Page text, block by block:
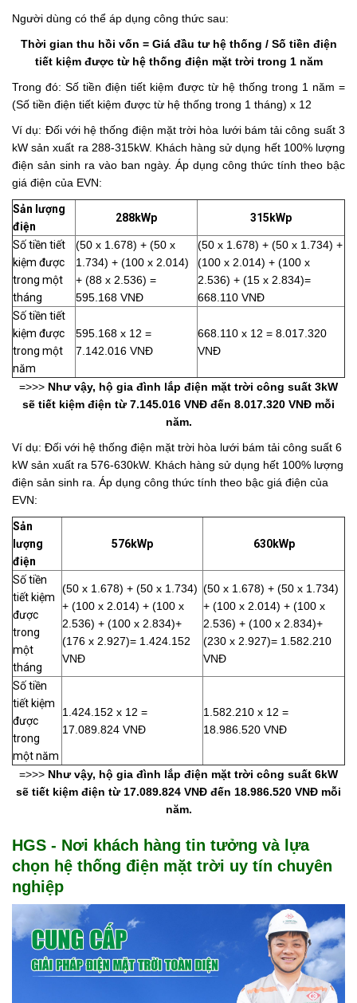
Người dùng có thể áp dụng công thức sau:
Thời gian thu hồi vốn = Giá đầu tư hệ thống / Số tiền điện
tiết kiệm được từ hệ thống điện mặt trời trong 1 năm
Trong đó: Số tiền điện tiết kiệm được từ hệ thống trong 1 năm =
(Số tiền điện tiết kiệm được từ hệ thống trong 1 tháng) x 12
Ví dụ: Đối với hệ thống điện mặt trời hòa lưới bám tải công suất 3
kW sản xuất ra 288-315kW. Khách hàng sử dụng hết 100% lượng
điện sản sinh ra vào ban ngày. Áp dụng công thức tính theo bậc
giá điện của EVN:
Sản lượng
điện
288kWp 315kWp
Số tiền tiết
kiệm được
trong một
tháng
(50 x 1.678) + (50 x
1.734) + (100 x 2.014)
+ (88 x 2.536) =
595.168 VNĐ
(50 x 1.678) + (50 x 1.734) +
(100 x 2.014) + (100 x
2.536) + (15 x 2.834)=
668.110 VNĐ
Số tiền tiết
kiệm được
trong một
năm
595.168 x 12 =
7.142.016 VNĐ
668.110 x 12 = 8.017.320
VNĐ
=>>> Như vậy, hộ gia đình lắp điện mặt trời công suất 3kW
sẽ tiết kiệm điện từ 7.145.016 VNĐ đến 8.017.320 VNĐ mỗi
năm.
Ví dụ: Đối với hệ thống điện mặt trời hòa lưới bám tải công suất 6
kW sản xuất ra 576-630kW. Khách hàng sử dụng hết 100% lượng
điện sản sinh ra. Áp dụng công thức tính theo bậc giá điện của
EVN:
Sản
lượng
điện
576kWp 630kWp
Số tiền
tiết kiệm
được
trong
một
tháng
(50 x 1.678) + (50 x 1.734)
+ (100 x 2.014) + (100 x
2.536) + (100 x 2.834)+
(176 x 2.927)= 1.424.152
VNĐ
(50 x 1.678) + (50 x 1.734)
+ (100 x 2.014) + (100 x
2.536) + (100 x 2.834)+
(230 x 2.927)= 1.582.210
VNĐ
Số tiền
tiết kiệm
được
trong
một năm
1.424.152 x 12 =
17.089.824 VNĐ
1.582.210 x 12 =
18.986.520 VNĐ
=>>> Như vậy, hộ gia đình lắp điện mặt trời công suất 6kW
sẽ tiết kiệm điện từ 17.089.824 VNĐ đến 18.986.520 VNĐ mỗi
năm.
HGS - Nơi khách hàng tin tưởng và lựa
chọn hệ thống điện mặt trời uy tín chuyên
nghiệp